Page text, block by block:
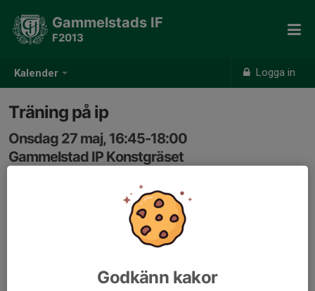
Kalender Logga in
Gammelstads IF
F2013
Träning på ip
Onsdag 27 maj, 16:45-18:00
Gammelstad IP Konstgräset
Godkänn kakor